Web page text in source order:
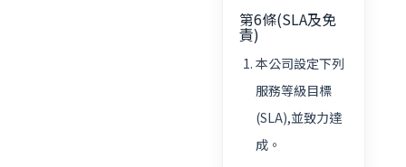
第6條(SLA及免
責)
本公司設定下列
服務等級目標
(SLA),並致力達
成。